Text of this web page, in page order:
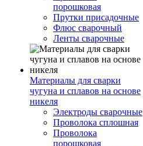
порошковая
Прутки присадочные
Флюс сварочный
Ленты сварочные
Материалы для сварки
чугуна и сплавов на основе
никеля
Электроды сварочные
Проволока сплошная
Проволока
порошковая